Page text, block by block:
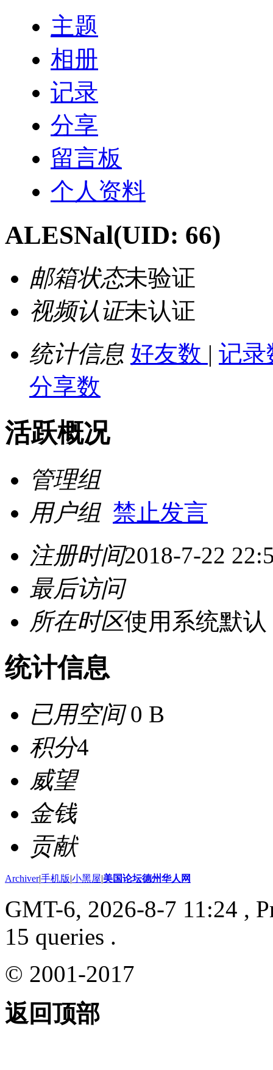
主题
相册
记录
分享
留言板
个人资料
ALESNal(UID: 66)
邮箱状态未验证
视频认证未认证
统计信息 好友数 | 记
分享数
活跃概况
管理组
用户组 禁止发言
注册时间2018-7-22
最后访问
所在时区使用系统默认
统计信息
已用空间0 B
积分4
威望
金钱
贡献
Archiver|手机版|小黑屋|美国论坛德州华人网
GMT-6, 2026-8-7 11:24 ,
15 queries .
© 2001-2017
返回顶部